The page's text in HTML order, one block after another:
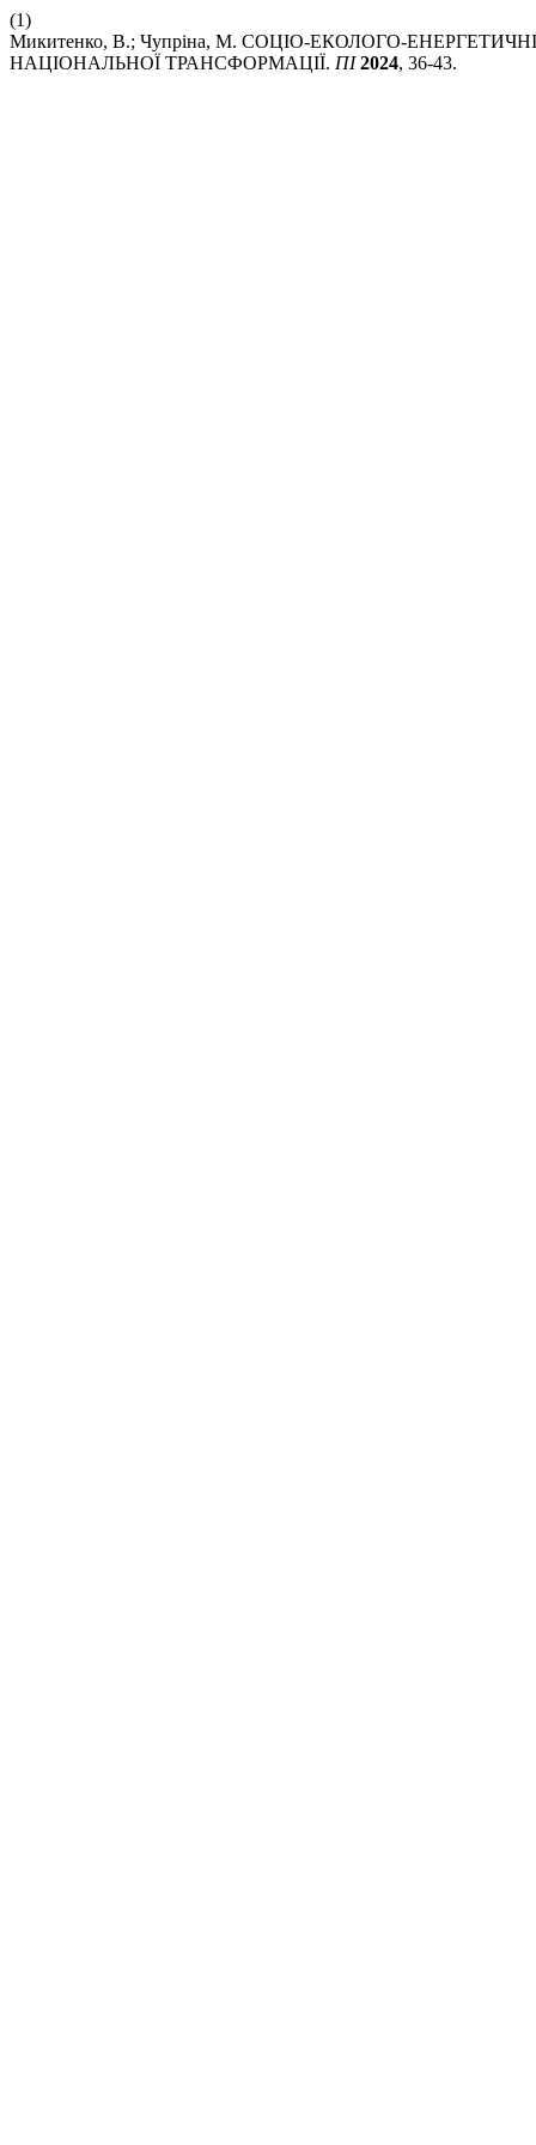
(1)
Микитенко, В.; Чупріна, М. СОЦІО-ЕКОЛОГО-
НАЦІОНАЛЬНОЇ ТРАНСФОРМАЦІЇ. ПІ 2024, 36-43.